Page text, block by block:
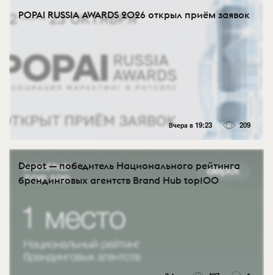
POPAI RUSSIA AWARDS 2026 открыл приём заявок
Вчера в 19:23 209
Depot — победитель Национального рейтинга
брендинговых агентств Brand Hub top100